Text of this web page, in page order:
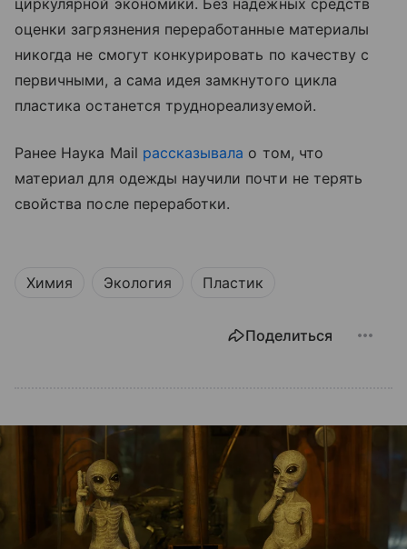
оценки загрязнения переработанные материалы
никогда не смогут конкурировать по качеству с
первичными, а сама идея замкнутого цикла
пластика останется труднореализуемой.
Ранее Наука Mail рассказывала о том, что
материал для одежды научили почти не терять
свойства после переработки.
Химия Экология Пластик
Поделиться